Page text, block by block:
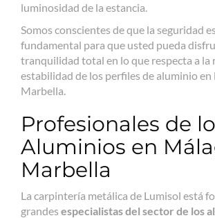
luminosidad de la estancia.
Somos conscientes de que la seguridad
fundamental para que usted pueda
tranquilidad total en lo que respecta a la
estabilidad de los perfiles de aluminio en
Marbella.
Profesionales de
Aluminios en
Marbella
La carpintería metálica de Lumisol está
grandes especialistas del sector de los